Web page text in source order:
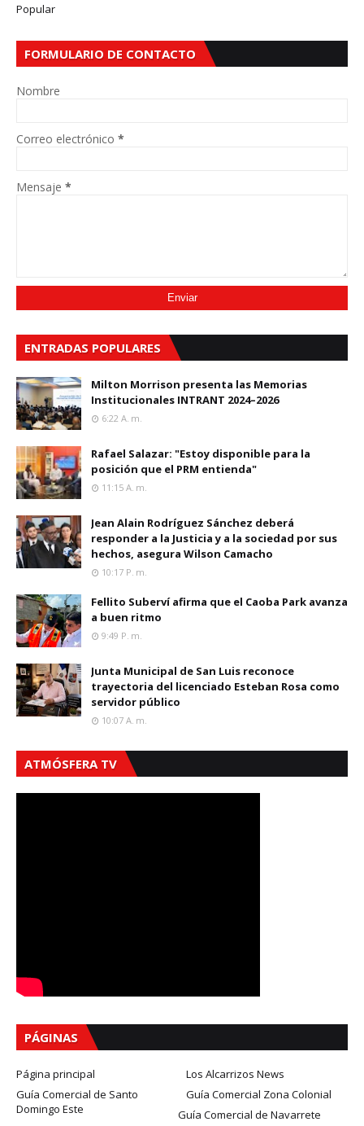
Popular
FORMULARIO DE CONTACTO
Nombre
Correo electrónico *
Mensaje *
ENTRADAS POPULARES
Milton Morrison presenta las Memorias
Institucionales INTRANT 2024–2026
6:22 A. M.
Rafael Salazar: "Estoy disponible para la
posición que el PRM entienda"
11:15 A. M.
Jean Alain Rodríguez Sánchez deberá
responder a la Justicia y a la sociedad por sus
hechos, asegura Wilson Camacho
10:17 P. M.
Fellito Suberví afirma que el Caoba Park avanza
a buen ritmo
9:49 P. M.
Junta Municipal de San Luis reconoce
trayectoria del licenciado Esteban Rosa como
servidor público
10:07 A. M.
ATMÓSFERA TV
PÁGINAS
Página principal
Los Alcarrizos News
Guía Comercial de Santo
Domingo Este
Guía Comercial Zona Colonial
Guía Comercial de Navarrete